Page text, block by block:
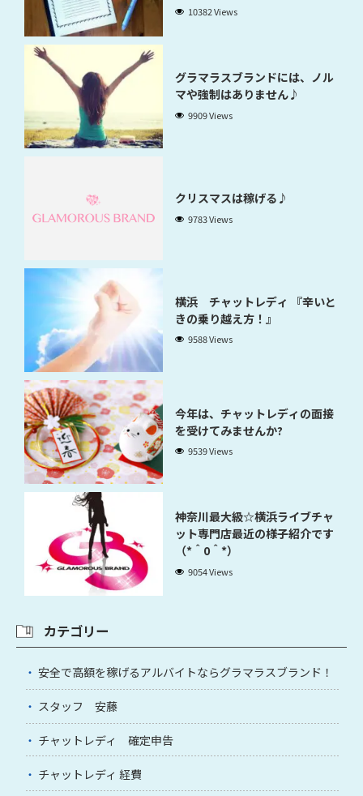
10382 Views
グラマラスブランドには、ノル
マや強制はありません♪
9909 Views
クリスマスは稼げる♪
9783 Views
横浜 チャットレディ 『辛いと
きの乗り越え方！』
9588 Views
今年は、チャットレディの面接
を受けてみませんか?
9539 Views
神奈川最大級☆横浜ライブチャ
ット専門店最近の様子紹介です
（*＾0＾*）
9054 Views
カテゴリー
安全で高額を稼げるアルバイトならグラマラスブランド！
スタッフ 安藤
チャットレディ 確定申告
チャットレディ 経費